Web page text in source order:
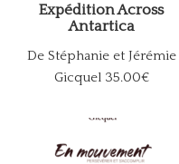
Expédition Across
Antartica
De Stéphanie et Jérémie
Gicquel 35.00€